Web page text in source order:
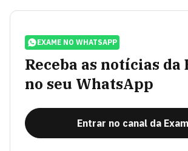
EXAME NO WHATSAPP
Receba as notícias da
no seu WhatsApp
Entrar no canal da